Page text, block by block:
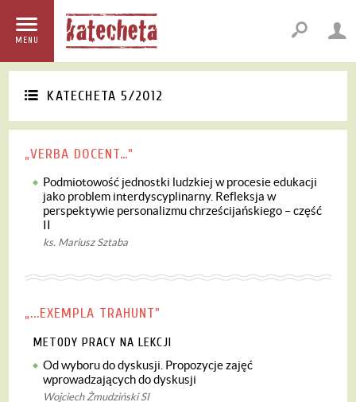
MENU
KATECHETA 5/2012
„VERBA DOCENT…”
Podmiotowość jednostki ludzkiej w procesie edukacji
jako problem interdyscyplinarny. Refleksja w
perspektywie personalizmu chrześcijańskiego – część
II
ks. Mariusz Sztaba
„...EXEMPLA TRAHUNT”
METODY PRACY NA LEKCJI
Od wyboru do dyskusji. Propozycje zajęć
wprowadzających do dyskusji
Wojciech Żmudziński SI